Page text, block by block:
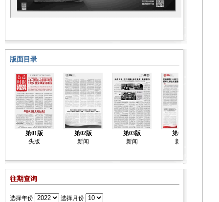
版面目录
第01版
头版
第02版
新闻
第03版
新闻
第04版
新闻
往期查询
选择年份 选择月份